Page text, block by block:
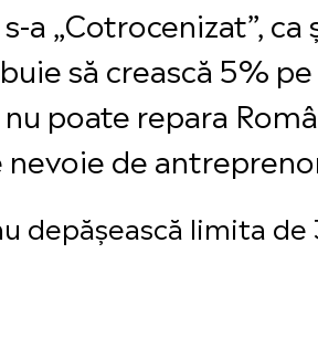
a „Cotrocenizat”, ca
să crească 5%
poate repara
nevoie de
depășească limita